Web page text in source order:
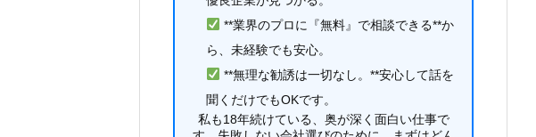
**業界のプロに『無料』で相談できる**か
ら、未経験でも安心。
**無理な勧誘は一切なし。**安心して話を
聞くだけでもOKです。
私も18年続けている、奥が深く面白い仕事で